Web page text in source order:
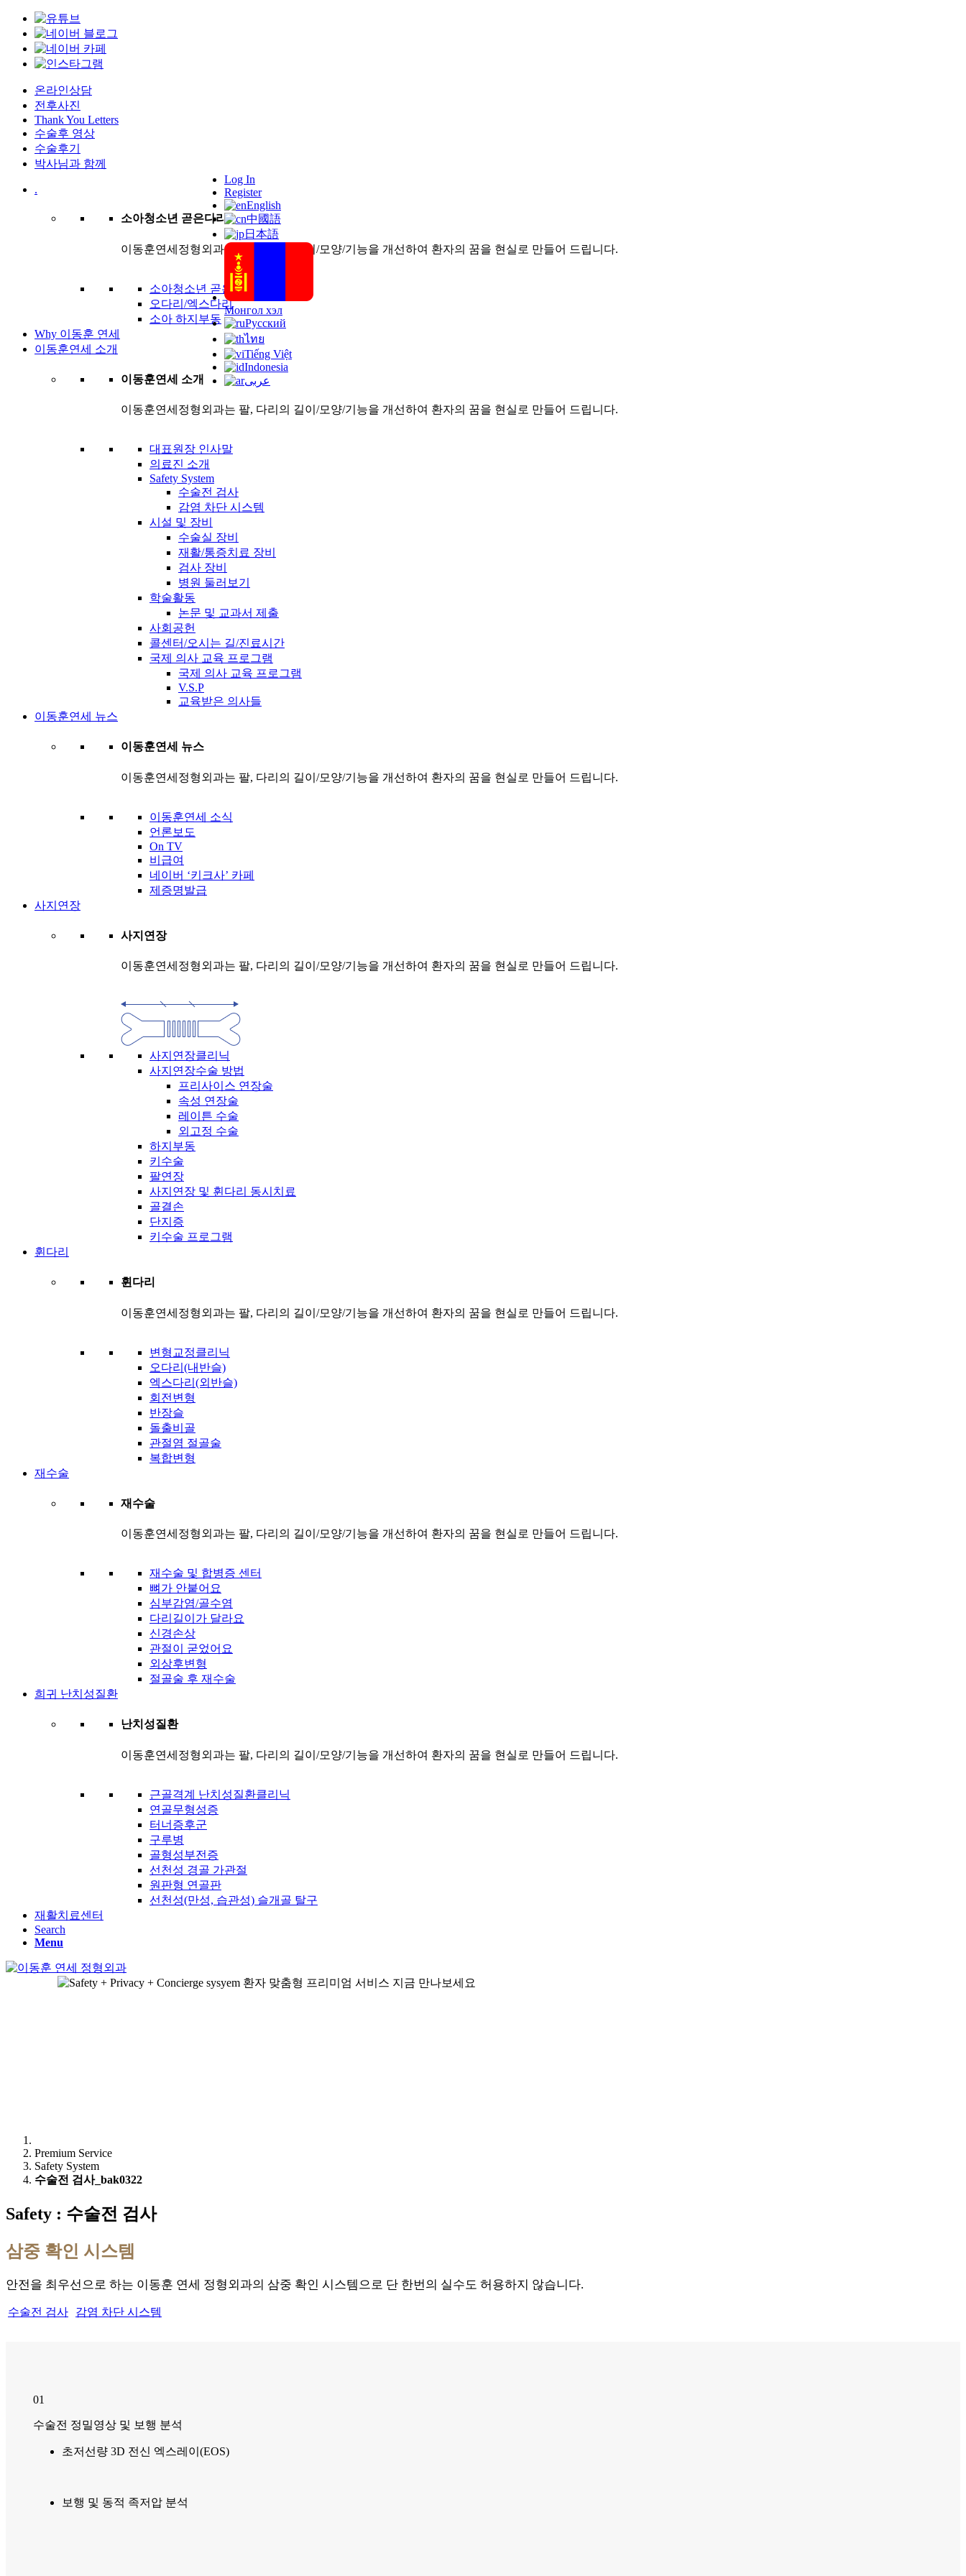
온라인상담
전후사진
Thank You Letters
수술후 영상
수술후기
박사님과 함께
Log In
Register
English
中國語
日本語
Монгол хэл
Русский
ไทย
Tiếng Việt
Indonesia
عربى
.
소아청소년 곧은다리
이동훈연세정형외과는 팔, 다리의 길이/모양/기능을 개선하여 환자의 꿈을 현실로 만들어 드립니다.
소아청소년 곧은다리 클리닉
오다리/엑스다리
소아 하지부동
Why 이동훈 연세
이동훈연세 소개
이동훈연세 소개
이동훈연세정형외과는 팔, 다리의 길이/모양/기능을 개선하여 환자의 꿈을 현실로 만들어 드립니다.
대표원장 인사말
의료진 소개
Safety System
수술전 검사
감염 차단 시스템
시설 및 장비
수술실 장비
재활/통증치료 장비
검사 장비
병원 둘러보기
학술활동
논문 및 교과서 제출
사회공헌
콜센터/오시는 길/진료시간
국제 의사 교육 프로그램
국제 의사 교육 프로그램
V.S.P
교육받은 의사들
이동훈연세 뉴스
이동훈연세 뉴스
이동훈연세정형외과는 팔, 다리의 길이/모양/기능을 개선하여 환자의 꿈을 현실로 만들어 드립니다.
이동훈연세 소식
언론보도
On TV
비급여
네이버 ‘키크사’ 카페
제증명발급
사지연장
사지연장
이동훈연세정형외과는 팔, 다리의 길이/모양/기능을 개선하여 환자의 꿈을 현실로 만들어 드립니다.
사지연장클리닉
사지연장수술 방법
프리사이스 연장술
속성 연장술
레이튼 수술
외고정 수술
하지부동
키수술
팔연장
사지연장 및 휜다리 동시치료
골결손
단지증
키수술 프로그램
휜다리
휜다리
이동훈연세정형외과는 팔, 다리의 길이/모양/기능을 개선하여 환자의 꿈을 현실로 만들어 드립니다.
변형교정클리닉
오다리(내반슬)
엑스다리(외반슬)
회전변형
반장슬
돌출비골
관절염 절골술
복합변형
재수술
재수술
이동훈연세정형외과는 팔, 다리의 길이/모양/기능을 개선하여 환자의 꿈을 현실로 만들어 드립니다.
재수술 및 합병증 센터
뼈가 안붙어요
심부감염/골수염
다리길이가 달라요
신경손상
관절이 굳었어요
외상후변형
절골술 후 재수술
희귀 난치성질환
난치성질환
이동훈연세정형외과는 팔, 다리의 길이/모양/기능을 개선하여 환자의 꿈을 현실로 만들어 드립니다.
근골격계 난치성질환클리닉
연골무형성증
터너증후군
구루병
골형성부전증
선천성 경골 가관절
원판형 연골판
선천성(만성, 습관성) 슬개골 탈구
재활치료센터
Search
Menu
Premium Service
Safety System
수술전 검사_bak0322
Safety : 수술전 검사
삼중 확인 시스템
안전을 최우선으로 하는 이동훈 연세 정형외과의 삼중 확인 시스템으로 단 한번의 실수도 허용하지 않습니다.
수술전 검사 감염 차단 시스템
01
수술전 정밀영상 및 보행 분석
초저선량 3D 전신 엑스레이(EOS)
보행 및 동적 족저압 분석